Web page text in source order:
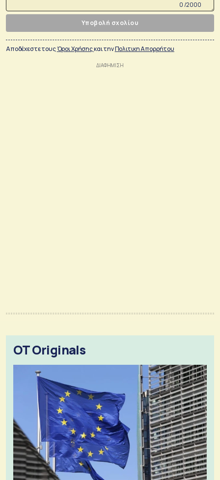
0 /2000
Υποβολή σχολίου
Αποδέχεστε τουςΌροι Χρήσηςκαι τηνΠολιτικη Απορρήτου
OT Originals